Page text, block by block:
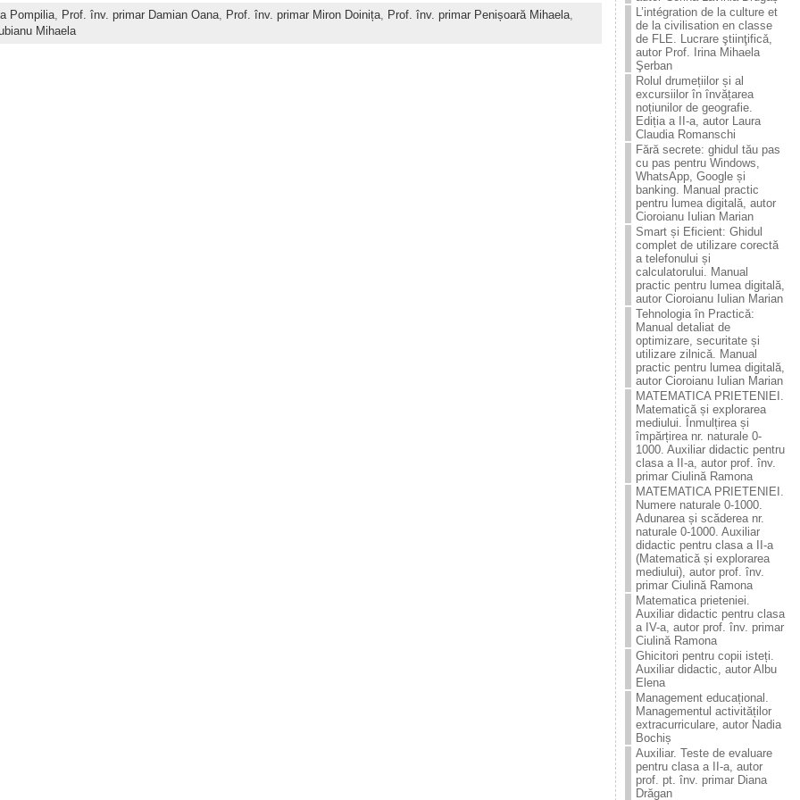
Pompilia, Prof. înv. primar Damian Oana, Prof. înv. primar Miron Doinița, Prof. înv. primar Penișoară Mihaela,
Mihaela
L’intégration de la culture et
de la civilisation en classe
de FLE. Lucrare ştiinţificǎ,
autor Prof. Irina Mihaela
Şerban
Rolul drumețiilor și al
excursiilor în învățarea
noțiunilor de geografie.
Ediția a II-a, autor Laura
Claudia Romanschi
Fără secrete: ghidul tău pas
cu pas pentru Windows,
WhatsApp, Google și
banking. Manual practic
pentru lumea digitală, autor
Cioroianu Iulian Marian
Smart și Eficient: Ghidul
complet de utilizare corectă
a telefonului și
calculatorului. Manual
practic pentru lumea digitală,
autor Cioroianu Iulian Marian
Tehnologia în Practică:
Manual detaliat de
optimizare, securitate și
utilizare zilnică. Manual
practic pentru lumea digitală,
autor Cioroianu Iulian Marian
MATEMATICA PRIETENIEI.
Matematică și explorarea
mediului. Înmulțirea și
împărțirea nr. naturale 0-
1000. Auxiliar didactic pentru
clasa a II-a, autor prof. înv.
primar Ciulină Ramona
MATEMATICA PRIETENIEI.
Numere naturale 0-1000.
Adunarea și scăderea nr.
naturale 0-1000. Auxiliar
didactic pentru clasa a II-a
(Matematică și explorarea
mediului), autor prof. înv.
primar Ciulină Ramona
Matematica prieteniei.
Auxiliar didactic pentru clasa
a IV-a, autor prof. înv. primar
Ciulină Ramona
Ghicitori pentru copii isteți.
Auxiliar didactic, autor Albu
Elena
Management educațional.
Managementul activităților
extracurriculare, autor Nadia
Bochiș
Auxiliar. Teste de evaluare
pentru clasa a II-a, autor
prof. pt. înv. primar Diana
Drăgan